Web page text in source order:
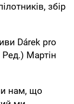
збір
Dárek pro
Мартін
нам, що